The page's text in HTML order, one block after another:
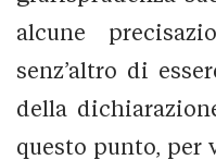
alcune
senz’altro di
della
questo punto, per